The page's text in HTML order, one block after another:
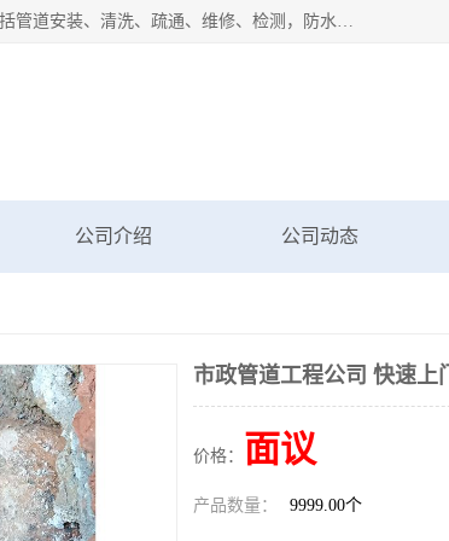
甘肃科探管道工程有限公司成立于2019年，注册地位于甘肃省兰州市。经营范围包括管道安装、清洗、疏通、维修、检测，防水工程，工程钻孔，化粪池清理，暖气安装，给排水管道安装维修，室内外管道如消防、供水、供热管道漏水检测定位，室内外防水堵漏等。
公司介绍 公司动态
市政管道工程公司 快速上门
价格： 面议
产品数量： 9999.00个